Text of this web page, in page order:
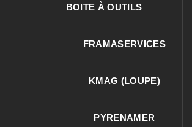
BOITE À OUTILS
FRAMASERVICES
KMAG (LOUPE)
PYRENAMER